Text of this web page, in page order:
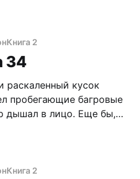
картинка
в лицо прилетел
в
Книга 2
34
кусок
пробегающие багровые
дышал в лицо. Еще бы,
вставил пылающую
кувалды расплющил
Книга 2